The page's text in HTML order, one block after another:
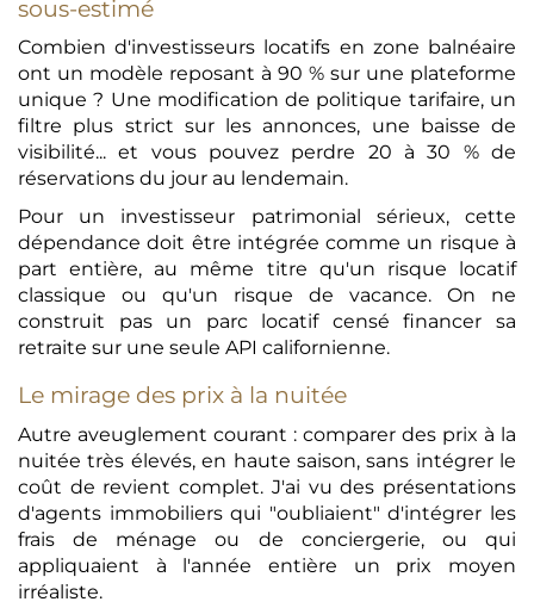
sous-estimé
Combien d'investisseurs locatifs en zone balnéaire
ont un modèle reposant à 90 % sur une plateforme
unique ? Une modification de politique tarifaire, un
filtre plus strict sur les annonces, une baisse de
visibilité... et vous pouvez perdre 20 à 30 % de
réservations du jour au lendemain.
Pour un investisseur patrimonial sérieux, cette
dépendance doit être intégrée comme un risque à
part entière, au même titre qu'un risque locatif
classique ou qu'un risque de vacance. On ne
construit pas un parc locatif censé financer sa
retraite sur une seule API californienne.
Le mirage des prix à la nuitée
Autre aveuglement courant : comparer des prix à la
nuitée très élevés, en haute saison, sans intégrer le
coût de revient complet. J'ai vu des présentations
d'agents immobiliers qui "oubliaient" d'intégrer les
frais de ménage ou de conciergerie, ou qui
appliquaient à l'année entière un prix moyen
irréaliste.